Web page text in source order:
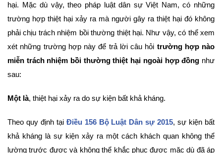
hại. Mặc dù vậy, theo pháp luật dân sự Việt Nam, có những
trường hợp thiệt hại xảy ra mà người gây ra thiệt hại đó không
phải chịu trách nhiệm bồi thường thiệt hại. Như vậy, có thể xem
xét những trường hợp này để trả lời câu hỏi trường hợp nào
miễn trách nhiệm bồi thường thiệt hại ngoài hợp đồng như
sau:
Một là, thiệt hại xảy ra do sự kiện bất khả kháng.
Theo quy định tại Điều 156 Bộ Luật Dân sự 2015, sự kiện bất
khả kháng là sự kiện xảy ra một cách khách quan không thể
lường trước được và không thể khắc phục được mặc dù đã áp